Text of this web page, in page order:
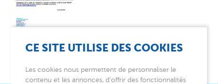
CE SITE UTILISE DES COOKIES
Les cookies nous permettent de personnaliser le
contenu et les annonces, d’offrir des fonctionnalités